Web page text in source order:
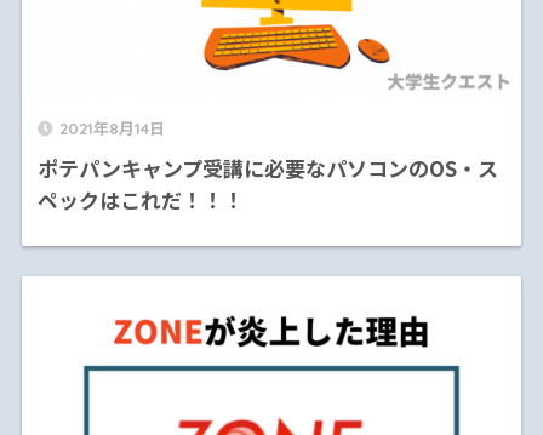
2021年8月14日
ポテパンキャンプ受講に必要なパソコンのOS・ス
ペックはこれだ！！！